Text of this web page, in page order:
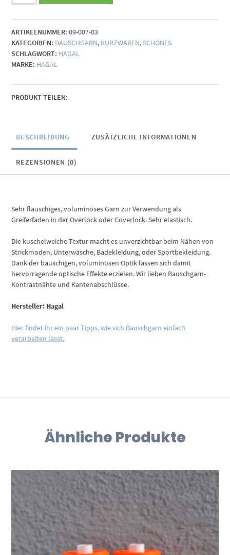
Menge
ARTIKELNUMMER: 09-007-03
KATEGORIEN: BAUSCHGARN, KURZWAREN, SCHÖNES
SCHLAGWORT: HAGAL
MARKE: HAGAL
PRODUKT TEILEN:
BESCHREIBUNG ZUSÄTZLICHE INFORMATIONEN
REZENSIONEN (0)
Sehr flauschiges, voluminöses Garn zur Verwendung als
Greiferfaden in der Overlock oder Coverlock. Sehr elastisch.
Die kuschelweiche Textur macht es unverzichtbar beim Nähen von
Strickmoden, Unterwäsche, Badekleidung, oder Sportbekleidung.
Dank der bauschigen, voluminösen Optik lassen sich damit
hervorragende optische Effekte erzielen. Wir lieben Bauschgarn-
Kontrastnähte und Kantenabschlüsse.
Hersteller: Hagal
Hier findet ihr ein paar Tipps, wie sich Bauschgarn einfach
verarbeiten lässt.
Ähnliche Produkte